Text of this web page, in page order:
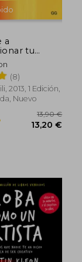
a
tu
(8)
2013, 1 Edición,
Nuevo
Rápido